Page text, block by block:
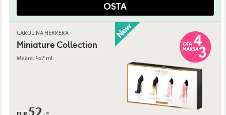
OSTA
CAROLINA HERRERA
Miniature Collection
Määrä: 4x7 ml